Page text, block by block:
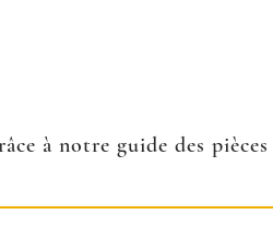
à notre guide des pièces